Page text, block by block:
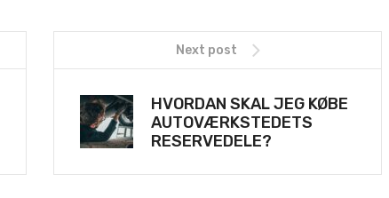
Next post
HVORDAN SKAL JEG KØBE
AUTOVÆRKSTEDETS
RESERVEDELE?